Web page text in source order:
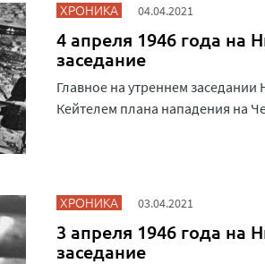
ХРОНИКА 04.04.2021
4 апреля 1946 года на
заседание
Главное на утреннем
Кейтелем плана нападения на
ХРОНИКА 03.04.2021
3 апреля 1946 года на
заседание